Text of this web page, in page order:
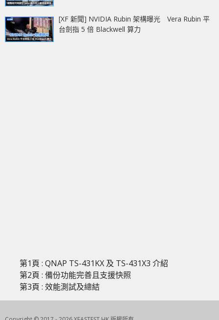
[XF 新聞] NVIDIA Rubin 架構曝光 Vera Rubin 平
台劍指 5 倍 Blackwell 算力
第1頁 : QNAP TS-431KX 及 TS-431X3 介紹
第2頁 : 備份功能完善且支援快照
第3頁 : 效能測試及總結